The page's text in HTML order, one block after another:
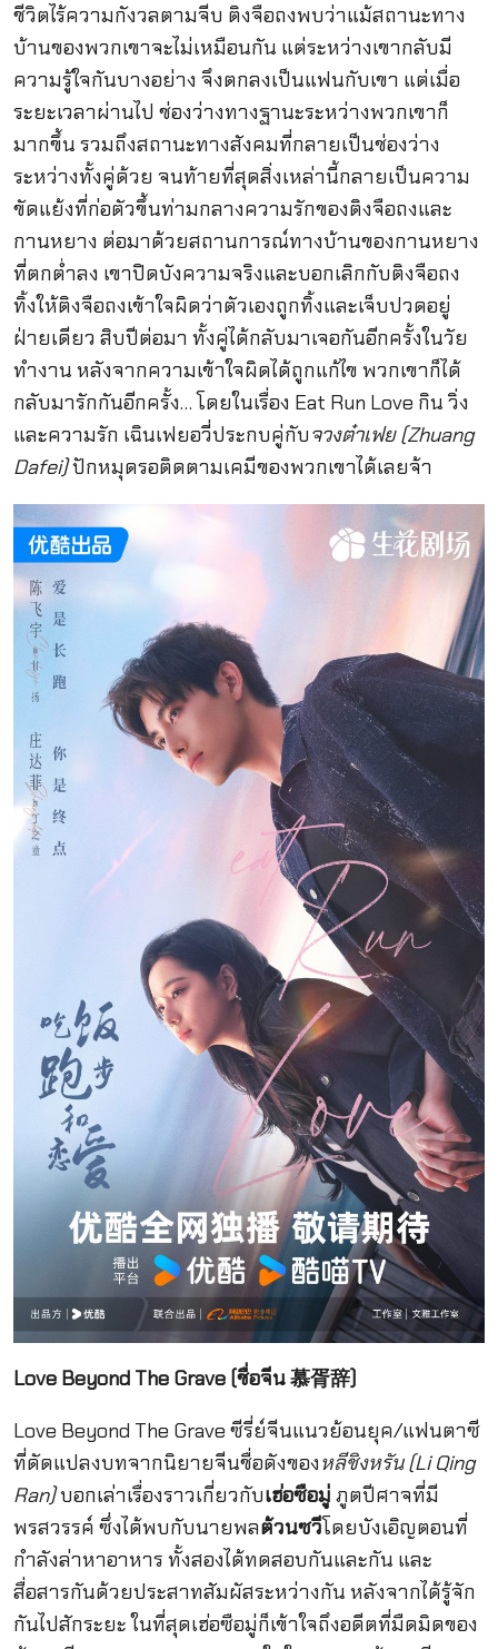
ชีวิตไร้ความกังวลตามจีบ ติงจือถงพบว่าแม้สถานะทาง
บ้านของพวกเขาจะไม่เหมือนกัน แต่ระหว่างเขากลับมี
ความรู้ใจกันบางอย่าง จึงตกลงเป็นแฟนกับเขา แต่เมื่อ
ระยะเวลาผ่านไป ช่องว่างทางฐานะระหว่างพวกเขาก็
มากขึ้น รวมถึงสถานะทางสังคมที่กลายเป็นช่องว่าง
ระหว่างทั้งคู่ด้วย จนท้ายที่สุดสิ่งเหล่านี้กลายเป็นความ
ขัดแย้งที่ก่อตัวขึ้นท่ามกลางความรักของติงจือถงและ
กานหยาง ต่อมาด้วยสถานการณ์ทางบ้านของกานหยาง
ที่ตกต่ำลง เขาปิดบังความจริงและบอกเลิกกับติงจือถง
ทิ้งให้ติงจือถงเข้าใจผิดว่าตัวเองถูกทิ้งและเจ็บปวดอยู่
ฝ่ายเดียว สิบปีต่อมา ทั้งคู่ได้กลับมาเจอกันอีกครั้งในวัย
ทำงาน หลังจากความเข้าใจผิดได้ถูกแก้ไข พวกเขาก็ได้
กลับมารักกันอีกครั้ง… โดยในเรื่อง Eat Run Love กิน วิ่ง
และความรัก เฉินเฟยอวี่ประกบคู่กับจวงต๋าเฟย (Zhuang
Dafei)ปักหมุดรอติดตามเคมีของพวกเขาได้เลยจ้า
Love Beyond The Grave (ชื่อจีน 慕胥辞)
Love Beyond The Grave ซีรี่ย์จีนแนวย้อนยุค/แฟนตาซี
ที่ดัดแปลงบทจากนิยายจีนชื่อดังของหลีชิงหรัน (Li Qing
Ran)บอกเล่าเรื่องราวเกี่ยวกับเฮ่อซือมู่ ภูตปีศาจที่มี
พรสวรรค์ ซึ่งได้พบกับนายพลต้วนซวีโดยบังเอิญตอนที่
กำลังล่าหาอาหาร ทั้งสองได้ทดสอบกันและกัน และ
สื่อสารกันด้วยประสาทสัมผัสระหว่างกัน หลังจากได้รู้จัก
กันไปสักระยะ ในที่สุดเฮ่อซือมู่ก็เข้าใจถึงอดีตที่มืดมิดของ